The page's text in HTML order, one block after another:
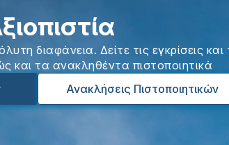
διαφάνεια. Δείτε τις εγκρίσεις
και τα ανακληθέντα πιστοποιητικά
Ανακλήσεις Πιστοποιητικών